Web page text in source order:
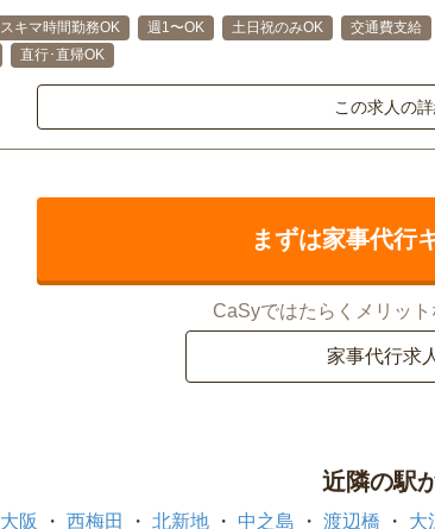
スキマ時間勤務OK 週1〜OK 土日祝のみOK 交通費支給
直行･直帰OK
この求人の
まずは家事代行
CaSyではたらくメリッ
家事代行求
近隣の駅
大阪 西梅田 北新地 中之島 渡辺橋 大